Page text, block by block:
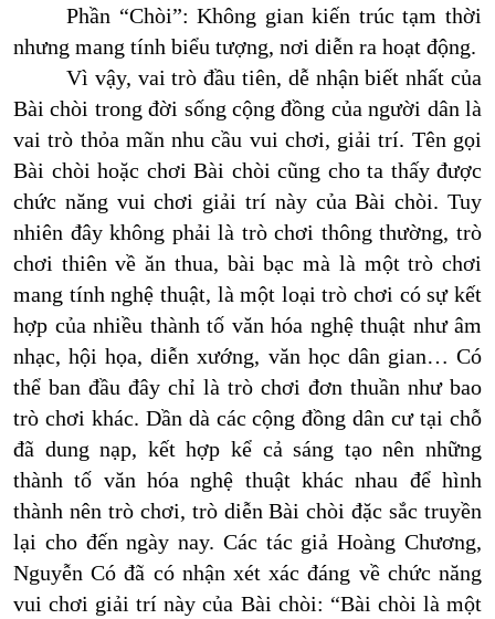
Phần “Chòi”: Không gian kiến trúc tạm thời
nhưng mang tính biểu tượng, nơi diễn ra hoạt động.
Vì vậy, vai trò đầu tiên, dễ nhận biết nhất của
Bài chòi trong đời sống cộng đồng của người dân là
vai trò thỏa mãn nhu cầu vui chơi, giải trí. Tên gọi
Bài chòi hoặc chơi Bài chòi cũng cho ta thấy được
chức năng vui chơi giải trí này của Bài chòi. Tuy
nhiên đây không phải là trò chơi thông thường, trò
chơi thiên về ăn thua, bài bạc mà là một trò chơi
mang tính nghệ thuật, là một loại trò chơi có sự kết
hợp của nhiều thành tố văn hóa nghệ thuật như âm
nhạc, hội họa, diễn xướng, văn học dân gian… Có
thể ban đầu đây chỉ là trò chơi đơn thuần như bao
trò chơi khác. Dần dà các cộng đồng dân cư tại chỗ
đã dung nạp, kết hợp kể cả sáng tạo nên những
thành tố văn hóa nghệ thuật khác nhau để hình
thành nên trò chơi, trò diễn Bài chòi đặc sắc truyền
lại cho đến ngày nay. Các tác giả Hoàng Chương,
Nguyễn Có đã có nhận xét xác đáng về chức năng
vui chơi giải trí này của Bài chòi: “Bài chòi là một